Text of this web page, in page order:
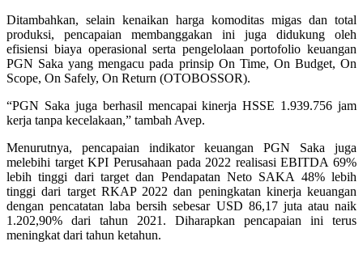
Ditambahkan, selain kenaikan harga komoditas migas dan total
produksi, pencapaian membanggakan ini juga didukung oleh
efisiensi biaya operasional serta pengelolaan portofolio keuangan
PGN Saka yang mengacu pada prinsip On Time, On Budget, On
Scope, On Safely, On Return (OTOBOSSOR).
“PGN Saka juga berhasil mencapai kinerja HSSE 1.939.756 jam
kerja tanpa kecelakaan,” tambah Avep.
Menurutnya, pencapaian indikator keuangan PGN Saka juga
melebihi target KPI Perusahaan pada 2022 realisasi EBITDA 69%
lebih tinggi dari target dan Pendapatan Neto SAKA 48% lebih
tinggi dari target RKAP 2022 dan peningkatan kinerja keuangan
dengan pencatatan laba bersih sebesar USD 86,17 juta atau naik
1.202,90% dari tahun 2021. Diharapkan pencapaian ini terus
meningkat dari tahun ketahun.